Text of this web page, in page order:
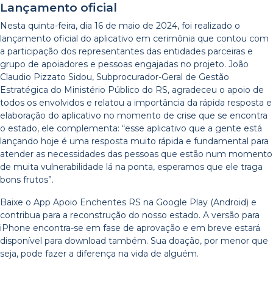
Lançamento oficial
Nesta quinta-feira, dia 16 de maio de 2024, foi realizado o
lançamento oficial do aplicativo em cerimônia que contou com
a participação dos representantes das entidades parceiras e
grupo de apoiadores e pessoas engajadas no projeto. João
Claudio Pizzato Sidou, Subprocurador-Geral de Gestão
Estratégica do Ministério Público do RS, agradeceu o apoio de
todos os envolvidos e relatou a importância da rápida resposta e
elaboração do aplicativo no momento de crise que se encontra
o estado, ele complementa: “esse aplicativo que a gente está
lançando hoje é uma resposta muito rápida e fundamental para
atender as necessidades das pessoas que estão num momento
de muita vulnerabilidade lá na ponta, esperamos que ele traga
bons frutos”.
Baixe o App Apoio Enchentes RS na Google Play (Android) e
contribua para a reconstrução do nosso estado. A versão para
iPhone encontra-se em fase de aprovação e em breve estará
disponível para download também. Sua doação, por menor que
seja, pode fazer a diferença na vida de alguém.